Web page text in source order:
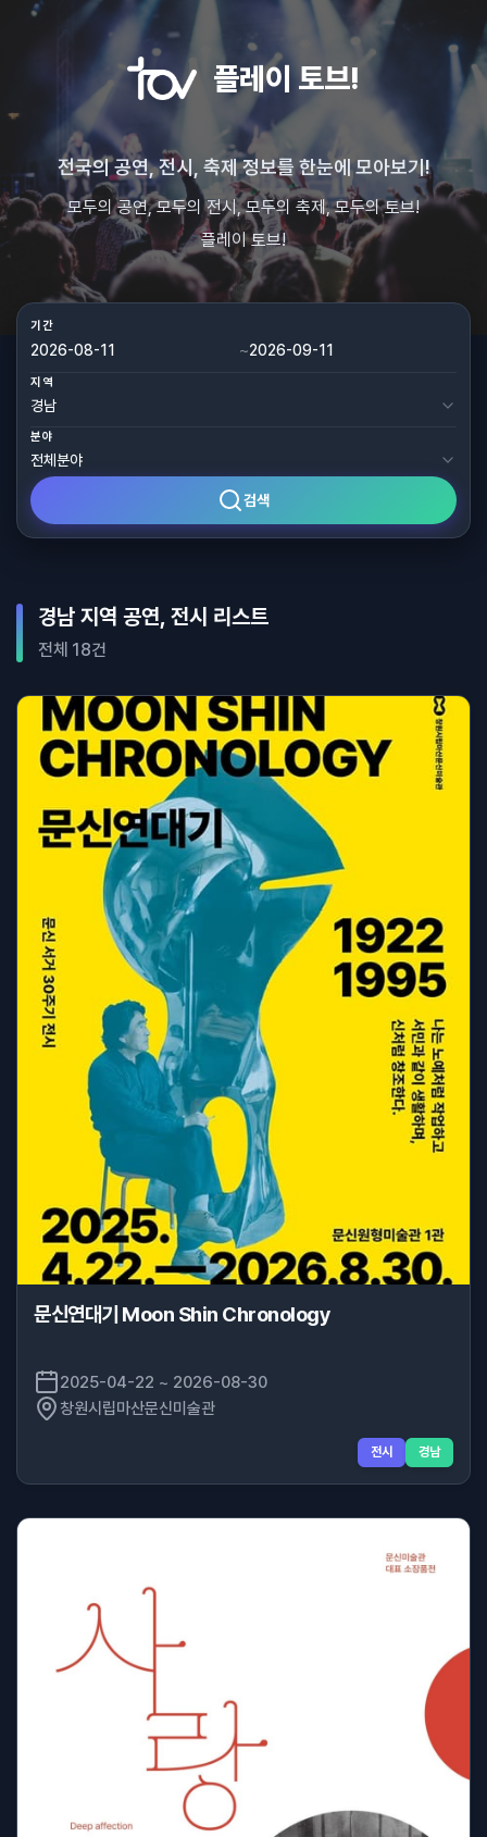
플레이 토브!
전국의 공연, 전시, 축제 정보를 한눈에 모아보기!
모두의 공연, 모두의 전시, 모두의 축제, 모두의 토브!
플레이 토브!
기간
~
지역
분야
검색
경남 지역 공연, 전시 리스트
전체 18건
문신연대기 Moon Shin Chronology
2025-04-22 ~ 2026-08-30
창원시립마산문신미술관
전시 경남